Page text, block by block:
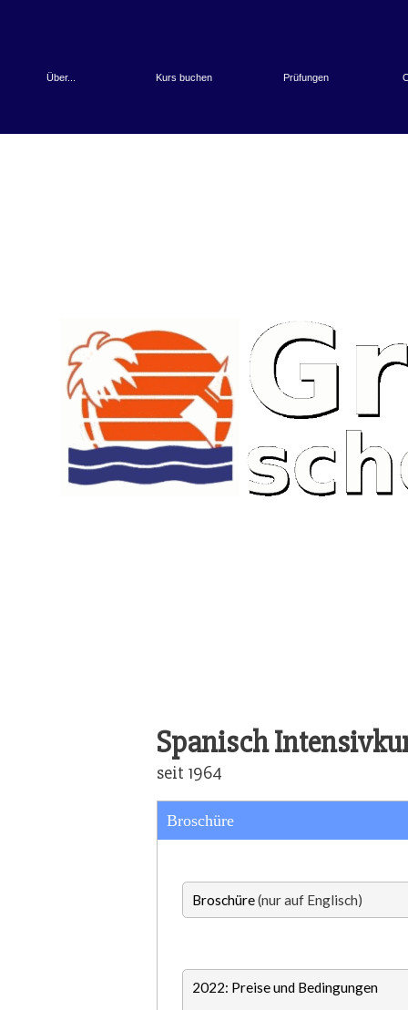
Über... Kurs buchen Prüfungen
Spanisch
seit 1964
Broschüre
Broschüre(nur auf Englisch)
2022: Preise und Bedingungen